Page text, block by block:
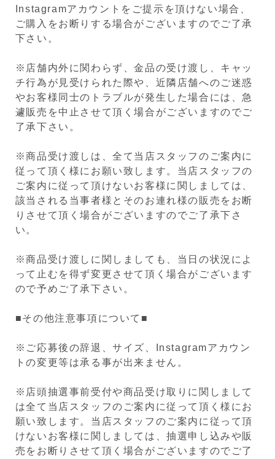
Instagramアカウントをご提示を頂けない場合、
ご購入をお断りする場合がございますのでご了承
下さい。
※店舗内外に関わらず、金品の受け渡し、キャッ
チ行為が見受けられた際や、近隣店舗へのご迷惑
やお客様同士のトラブルが発生した場合には、急
遽販売を中止させて頂く場合がございますのでご
了承下さい。
※商品受け渡しは、全て当店スタッフのご案内に
従って頂く様にお願い致します。当店スタッフの
ご案内に従って頂けないお客様に関しましては、
該当される当事者様とそのお連れ様の販売をお断
りさせて頂く場合がございますのでご了承下さ
い。
※商品受け渡しに関しましても、当日の状況によ
って止むを得ず変更させて頂く場合がございます
ので予めご了承下さい。
■その他注意事項について■
※ご応募後の辞退、サイズ、Instagramアカウン
トの変更等は承る事が出来ません。
※店頭抽選事前受付や商品受け取りに関しまして
は全て当店スタッフのご案内に従って頂く様にお
願い致します。当店スタッフのご案内に従って頂
けないお客様に関しましては、抽選申し込みや販
売をお断りさせて頂く場合がございますのでご了